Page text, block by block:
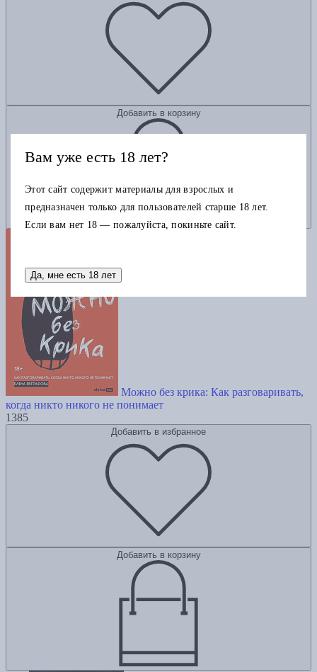
Добавить в корзину
Можно без крика: Как разговаривать,
когда никто никого не понимает
1385
Добавить в избранное
Добавить в корзину
Вам уже есть 18 лет?
Этот сайт содержит материалы для взрослых и
предназначен только для пользователей старше 18 лет.
Если вам нет 18 — пожалуйста, покиньте сайт.
Да, мне есть 18 лет